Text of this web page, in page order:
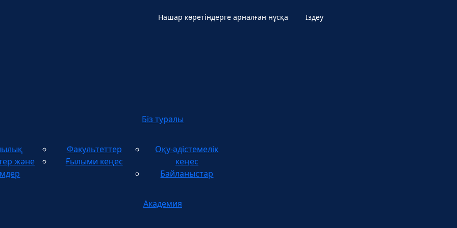
Нашар көретіндерге арналған нұсқа Іздеу
Біз туралы
және
Факультеттер
Ғылыми кеңес
Оқу-әдістемелік
кеңес
Байланыстар
Академия